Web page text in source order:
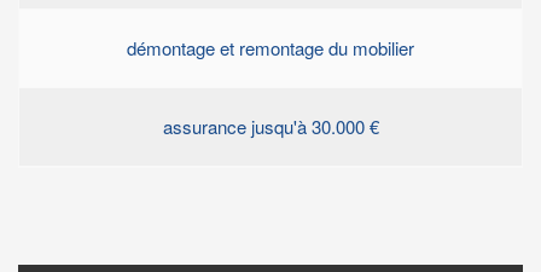
démontage et remontage du mobilier
assurance jusqu'à 30.000 €